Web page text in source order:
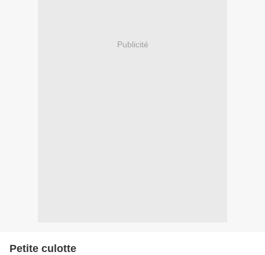
Publicité
Petite culotte